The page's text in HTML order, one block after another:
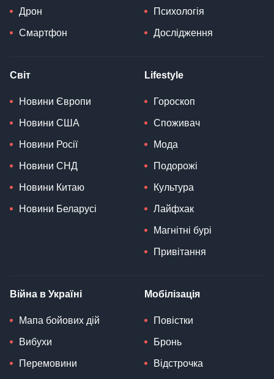
Дрон
Смартфон
Психологія
Дослідження
Світ
Новини Європи
Новини США
Новини Росії
Новини СНД
Новини Китаю
Новини Беларусі
Lifestyle
Гороскоп
Споживач
Мода
Подорожі
Культура
Лайфхак
Магнітні бурі
Привітання
Війна в Україні
Мапа бойових дій
Вибухи
Перемовини
Мобілізація
Повістки
Бронь
Відстрочка